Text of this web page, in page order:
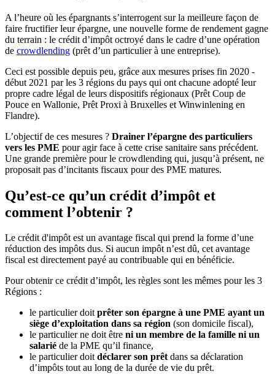
A l’heure où les épargnants s’interrogent sur la meilleure façon de
faire fructifier leur épargne, une nouvelle forme de rendement gagne
du terrain : le crédit d’impôt octroyé dans le cadre d’une opération
de crowdlending (prêt d’un particulier à une entreprise).
Ceci est possible depuis peu, grâce aux mesures prises fin 2020 -
début 2021 par les 3 régions du pays qui ont chacune adopté leur
propre cadre légal de leurs dispositifs régionaux (Prêt Coup de
Pouce en Wallonie, Prêt Proxi à Bruxelles et Winwinlening en
Flandre).
L’objectif de ces mesures ? Drainer l’épargne des particuliers
vers les PME pour agir face à cette crise sanitaire sans précédent.
Une grande première pour le crowdlending qui, jusqu’à présent, ne
proposait pas d’incitants fiscaux pour des PME matures.
Qu’est-ce qu’un crédit d’impôt et
comment l’obtenir ?
Le crédit d'impôt est un avantage fiscal qui prend la forme d’une
réduction des impôts dus. Si aucun impôt n’est dû, cet avantage
fiscal est directement payé au contribuable qui en bénéficie.
Pour obtenir ce crédit d’impôt, les règles sont les mêmes pour les 3
Régions :
le particulier doitprêter son épargne à une PME ayant un
siège d’exploitation dans sa région (son domicile fiscal),
le particulier ne doit être ni un membre de la famille ni un
salarié de la PME qu’il finance,
le particulier doitdéclarer son prêtdans sa déclaration
d’impôts tout au long de la durée de vie du prêt.